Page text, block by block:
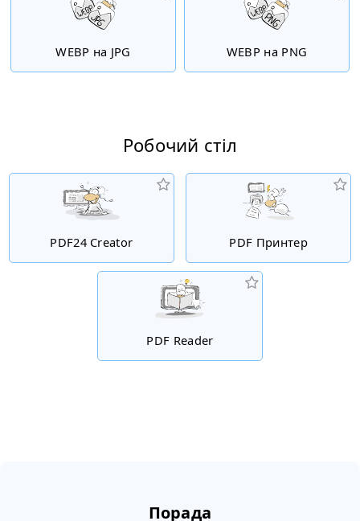
WEBP на JPG WEBP на PNG
Робочий стіл
PDF24 Creator PDF Принтер
PDF Reader
Порада